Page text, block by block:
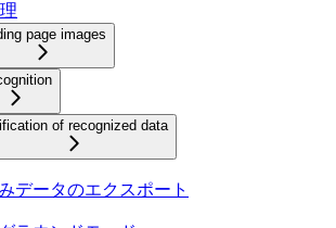
page images
of recognized data
データのエクスポート